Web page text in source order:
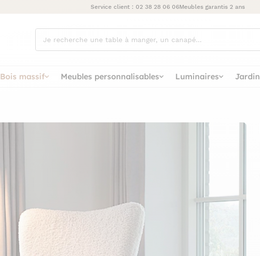
Service client : 02 38 28 06 06Meubles garantis 2 ans
cherchez
vous ?
Bois massif Meubles personnalisables Luminaires Jardin